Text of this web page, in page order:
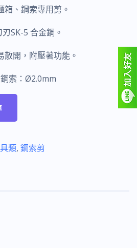
、鋼索專用剪。
SK-5 合金鋼。
開，附壓著功能。
索：Ø2.0mm
類, 鋼索剪